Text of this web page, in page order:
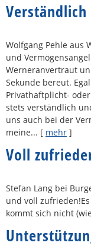
Wolfgang Pehle aus
und
Werneranvertraut
Sekunde bereut.
Privathaftplicht-
stets verständlich
uns auch bei der
meine... [ mehr ]
Voll
Stefan Lang bei
und voll
kommt sich nicht